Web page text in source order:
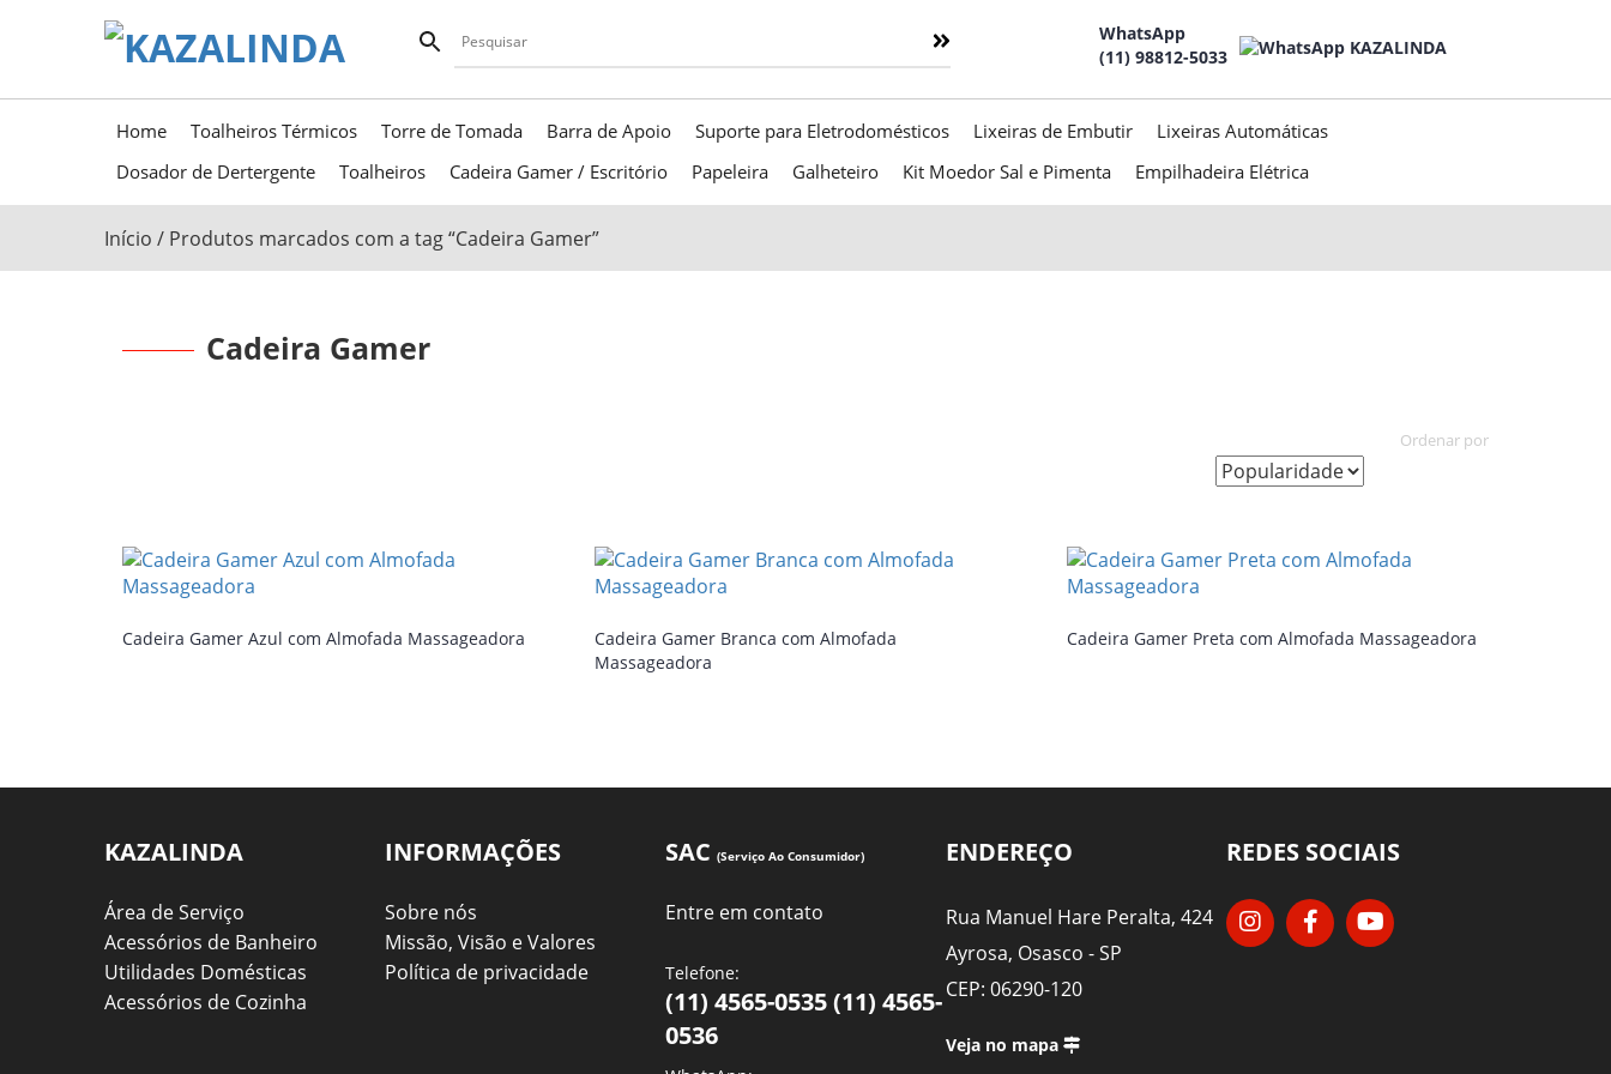
WhatsApp
(11) 98812-5033
Home Toalheiros Térmicos Torre de Tomada Barra de Apoio Suporte para Eletrodomésticos Lixeiras de Embutir
Lixeiras Automáticas
Dosador de Dertergente
Toalheiros Cadeira Gamer / Escritório Papeleira Galheteiro Kit Moedor Sal e Pimenta Empilhadeira Elétrica
Início / Produtos marcados com a tag “Cadeira Gamer”
Cadeira Gamer
Cadeira Gamer Azul com Almofada Massageadora
Cadeira Gamer Branca com Almofada
Massageadora
Cadeira Gamer Preta com Almofada Massageadora
KAZALINDA
Área de Serviço
Acessórios de Banheiro
Utilidades Domésticas
Acessórios de Cozinha
INFORMAÇÕES
Sobre nós
Missão, Visão e Valores
Política de privacidade
SAC (Serviço Ao Consumidor)
Entre em contato
Telefone:
(11) 4565-0535 (11) 4565-
0536
ENDEREÇO
Rua Manuel Hare Peralta, 424
Ayrosa, Osasco - SP
CEP: 06290-120
Veja no mapa
REDES SOCIAIS